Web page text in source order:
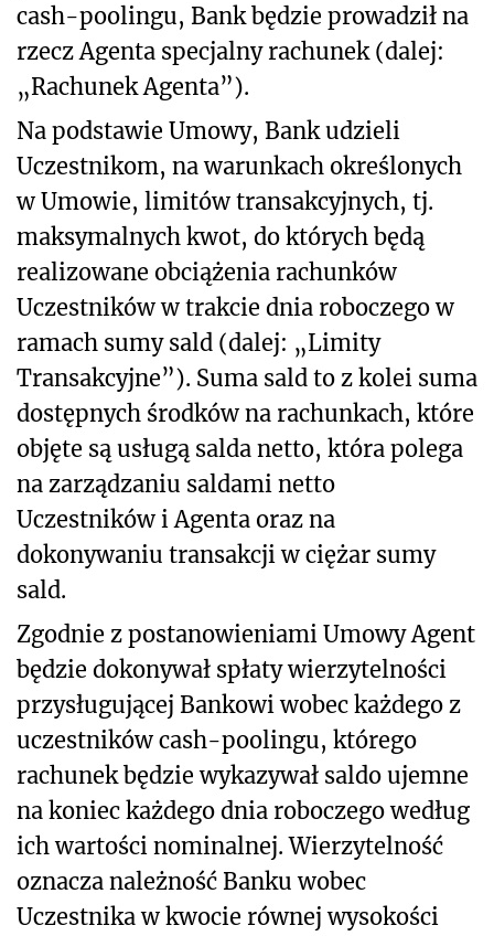
cash-poolingu, Bank będzie prowadził na
rzecz Agenta specjalny rachunek (dalej:
„Rachunek Agenta”).
Na podstawie Umowy, Bank udzieli
Uczestnikom, na warunkach określonych
w Umowie, limitów transakcyjnych, tj.
maksymalnych kwot, do których będą
realizowane obciążenia rachunków
Uczestników w trakcie dnia roboczego w
ramach sumy sald (dalej: „Limity
Transakcyjne”). Suma sald to z kolei suma
dostępnych środków na rachunkach, które
objęte są usługą salda netto, która polega
na zarządzaniu saldami netto
Uczestników i Agenta oraz na
dokonywaniu transakcji w ciężar sumy
sald.
Zgodnie z postanowieniami Umowy Agent
będzie dokonywał spłaty wierzytelności
przysługującej Bankowi wobec każdego z
uczestników cash-poolingu, którego
rachunek będzie wykazywał saldo ujemne
na koniec każdego dnia roboczego według
ich wartości nominalnej. Wierzytelność
oznacza należność Banku wobec
Uczestnika w kwocie równej wysokości